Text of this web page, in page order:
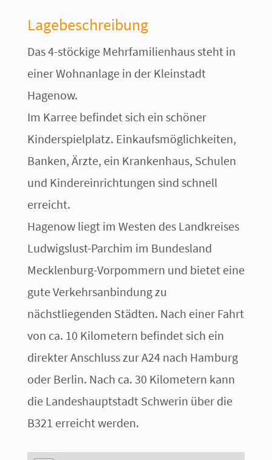
Lagebeschreibung
Das 4-stöckige Mehrfamilienhaus steht in
einer Wohnanlage in der Kleinstadt
Hagenow.
Im Karree befindet sich ein schöner
Kinderspielplatz. Einkaufsmöglichkeiten,
Banken, Ärzte, ein Krankenhaus, Schulen
und Kindereinrichtungen sind schnell
erreicht.
Hagenow liegt im Westen des Landkreises
Ludwigslust-Parchim im Bundesland
Mecklenburg-Vorpommern und bietet eine
gute Verkehrsanbindung zu
nächstliegenden Städten. Nach einer Fahrt
von ca. 10 Kilometern befindet sich ein
direkter Anschluss zur A24 nach Hamburg
oder Berlin. Nach ca. 30 Kilometern kann
die Landeshauptstadt Schwerin über die
B321 erreicht werden.